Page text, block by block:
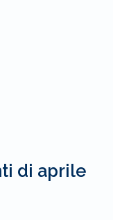
di aprile